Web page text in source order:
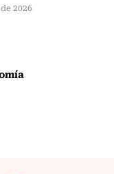
2026